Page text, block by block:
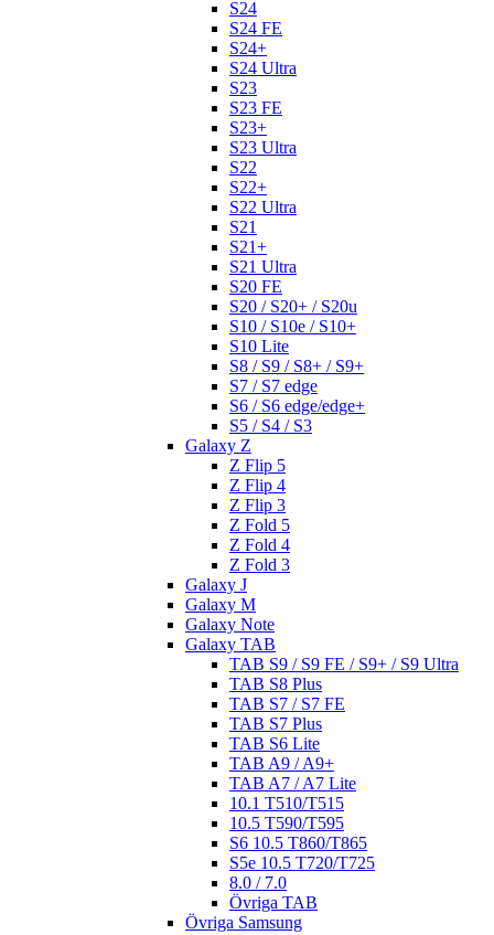
S24
S24 FE
S24+
S24 Ultra
S23
S23 FE
S23+
S23 Ultra
S22
S22+
S22 Ultra
S21
S21+
S21 Ultra
S20 FE
S20 / S20+ / S20u
S10 / S10e / S10+
S10 Lite
S8 / S9 / S8+ / S9+
S7 / S7 edge
S6 / S6 edge/edge+
S5 / S4 / S3
Galaxy Z
Z Flip 5
Z Flip 4
Z Flip 3
Z Fold 5
Z Fold 4
Z Fold 3
Galaxy J
Galaxy M
Galaxy Note
Galaxy TAB
TAB S9 / S9 FE / S9+ / S9 Ultra
TAB S8 Plus
TAB S7 / S7 FE
TAB S7 Plus
TAB S6 Lite
TAB A9 / A9+
TAB A7 / A7 Lite
10.1 T510/T515
10.5 T590/T595
S6 10.5 T860/T865
S5e 10.5 T720/T725
8.0 / 7.0
Övriga TAB
Övriga Samsung